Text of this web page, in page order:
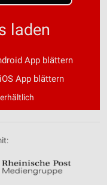
laden
App blättern
App blättern